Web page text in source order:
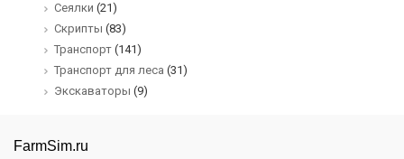
Сеялки (21)
Скрипты (83)
Транспорт (141)
Транспорт для леса (31)
Экскаваторы (9)
FarmSim.ru